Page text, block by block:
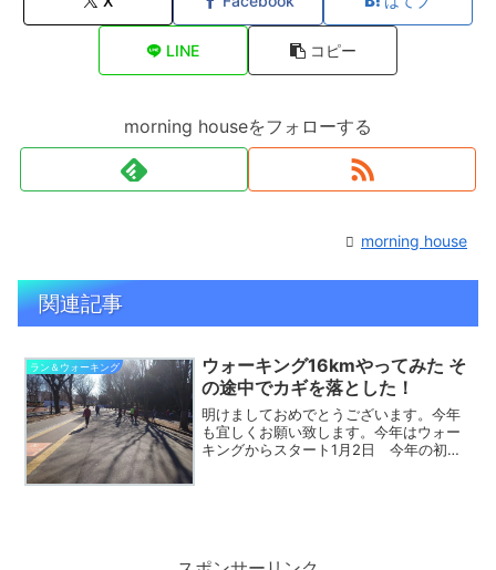
LINE コピー
morning houseをフォローする
morning house
関連記事
ラン＆ウォーキング
ウォーキング16kmやってみた そ
の途中でカギを落とした！
明けましておめでとうございます。今年
も宜しくお願い致します。今年はウォー
キングからスタート1月2日 今年の初走